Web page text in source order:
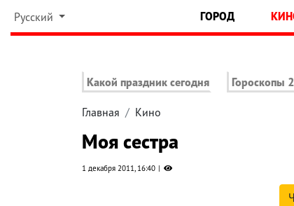
Русский ГОРОД
Какой праздник сегодня Гороскопы
Главная Кино
Моя сестра
1 декабря 2011, 16:40